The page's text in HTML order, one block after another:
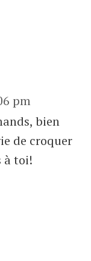
pm
bien
de croquer
à toi!